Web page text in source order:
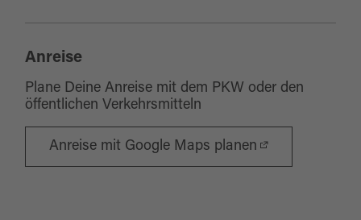
Anreise
Plane Deine Anreise mit dem PKW oder den
öffentlichen Verkehrsmitteln
Anreise mit Google Maps planen